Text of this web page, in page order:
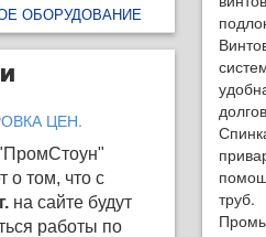
ОБОРУДОВАНИЕ
ЦЕН.
о том, что с
на сайте будут
работы по
труб.